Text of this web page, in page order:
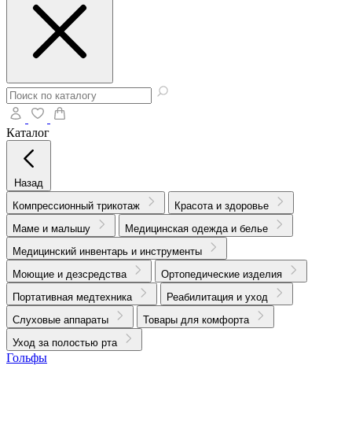
Каталог
Назад
Компрессионный трикотаж
Красота и здоровье
Маме и малышу
Медицинская одежда и белье
Медицинский инвентарь и инструменты
Моющие и дезсредства
Ортопедические изделия
Портативная медтехника
Реабилитация и уход
Слуховые аппараты
Товары для комфорта
Уход за полостью рта
Гольфы